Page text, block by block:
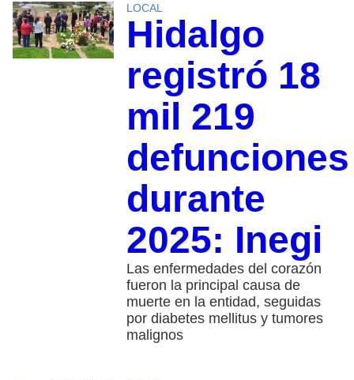
LOCAL
Hidalgo
registró 18
mil 219
defunciones
durante
2025: Inegi
Las enfermedades del corazón
fueron la principal causa de
muerte en la entidad, seguidas
por diabetes mellitus y tumores
malignos